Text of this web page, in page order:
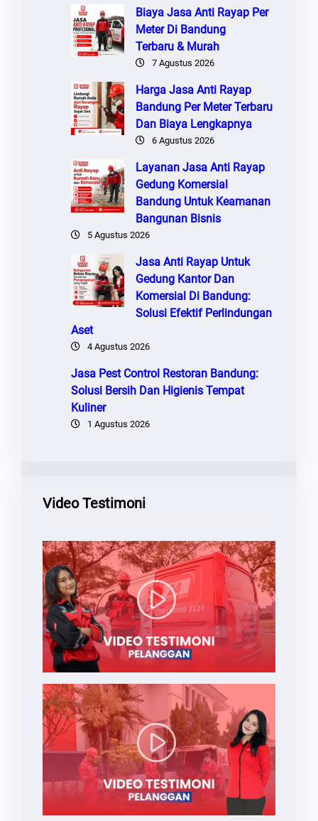
Biaya Jasa Anti Rayap Per
Meter Di Bandung
Terbaru & Murah
7 Agustus 2026
Harga Jasa Anti Rayap
Bandung Per Meter Terbaru
Dan Biaya Lengkapnya
6 Agustus 2026
Layanan Jasa Anti Rayap
Gedung Komersial
Bandung Untuk Keamanan
Bangunan Bisnis
5 Agustus 2026
Jasa Anti Rayap Untuk
Gedung Kantor Dan
Komersial Di Bandung:
Solusi Efektif Perlindungan
Aset
4 Agustus 2026
Jasa Pest Control Restoran Bandung:
Solusi Bersih Dan Higienis Tempat
Kuliner
1 Agustus 2026
Video Testimoni